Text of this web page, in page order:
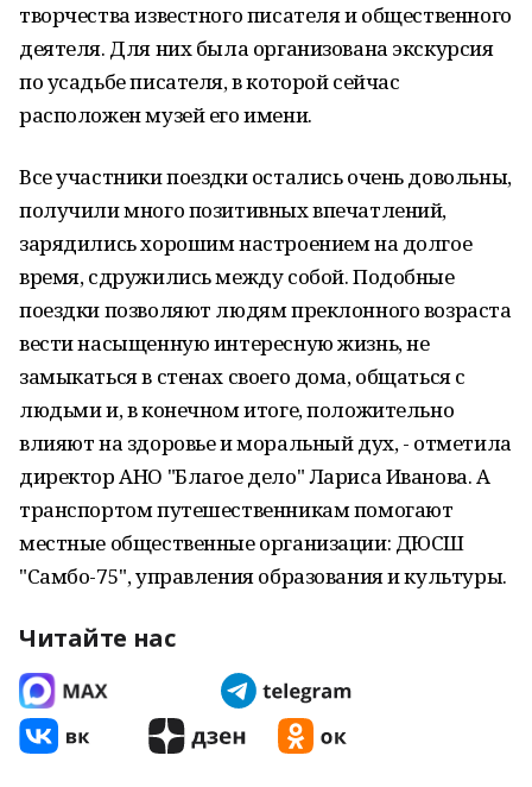
творчества известного писателя и общественного
деятеля. Для них была организована экскурсия
по усадьбе писателя, в которой сейчас
расположен музей его имени.
Все участники поездки остались очень довольны,
получили много позитивных впечатлений,
зарядились хорошим настроением на долгое
время, сдружились между собой. Подобные
поездки позволяют людям преклонного возраста
вести насыщенную интересную жизнь, не
замыкаться в стенах своего дома, общаться с
людьми и, в конечном итоге, положительно
влияют на здоровье и моральный дух, - отметила
директор АНО "Благое дело" Лариса Иванова. А
транспортом путешественникам помогают
местные общественные организации: ДЮСШ
"Самбо-75", управления образования и культуры.
Читайте нас